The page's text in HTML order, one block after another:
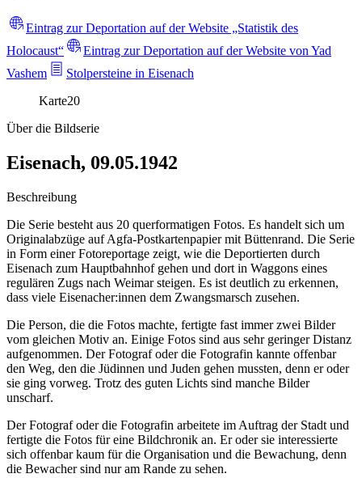
Eintrag zur Deportation auf der Website „Statistik des
Holocaust“
Eintrag zur Deportation auf der Website von Yad
Vashem
Stolpersteine in Eisenach
Karte20
Über die Bildserie
Eisenach, 09.05.1942
Beschreibung
Die Serie besteht aus 20 querformatigen Fotos. Es handelt sich um
Originalabzüge auf Agfa-Postkartenpapier mit Büttenrand. Die Serie
in Form einer Fotoreportage zeigt, wie die Deportierten durch
Eisenach zum Hauptbahnhof gehen und dort in Waggons eines
regulären Zugs nach Weimar steigen. Es ist deutlich zu erkennen,
dass viele Eisenacher:innen dem Zwangsmarsch zusehen.
Die Person, die die Fotos machte, fertigte fast immer zwei Bilder
vom gleichen Motiv an. Einige Fotos sind aus sehr geringer Distanz
aufgenommen. Der Fotograf oder die Fotografin kannte offenbar
den Weg, den die Jüdinnen und Juden gehen mussten, denn er oder
sie ging vorweg. Trotz des guten Lichts sind manche Bilder
unscharf.
Der Fotograf oder die Fotografin arbeitete im Auftrag der Stadt und
fertigte die Fotos für eine Bildchronik an. Er oder sie interessierte
sich offenbar kaum für die Organisation und die Bewachung, denn
die Bewacher sind nur am Rande zu sehen.